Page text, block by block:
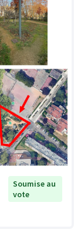
Soumise au
vote